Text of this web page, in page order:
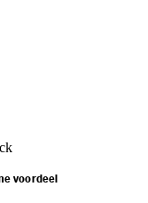
voordeel